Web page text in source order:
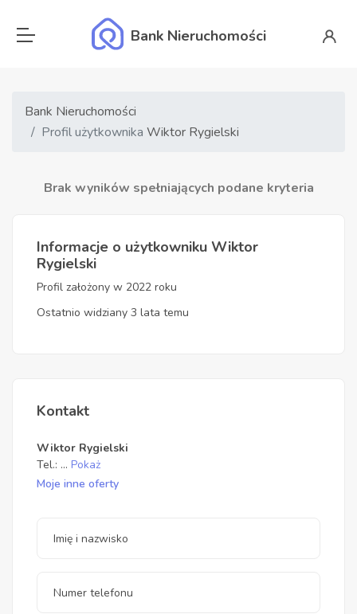
Bank Nieruchomości
Bank Nieruchomości
Profil użytkownika Wiktor Rygielski
Brak wyników spełniających podane kryteria
Informacje o użytkowniku Wiktor
Rygielski
Profil założony w 2022 roku
Ostatnio widziany 3 lata temu
Kontakt
Wiktor Rygielski
Tel.: ... Pokaż
Moje inne oferty